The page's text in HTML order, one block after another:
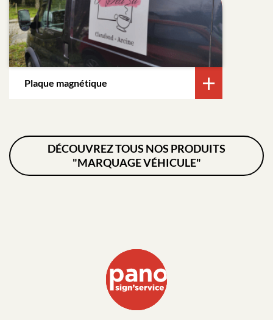
Plaque magnétique
DÉCOUVREZ TOUS NOS PRODUITS
"MARQUAGE VÉHICULE"